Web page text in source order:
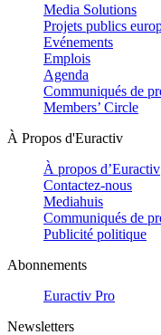
Media Solutions
Projets publics
Evénements
Emplois
Agenda
Communiqués de
Members’ Circle
À Propos d'Euractiv
À propos d’Euractiv
Contactez-nous
Mediahuis
Communiqués de
Publicité politique
Abonnements
Euractiv Pro
Newsletters